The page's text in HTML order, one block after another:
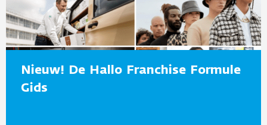
Nieuw! De Hallo Franchise Formule
Gids